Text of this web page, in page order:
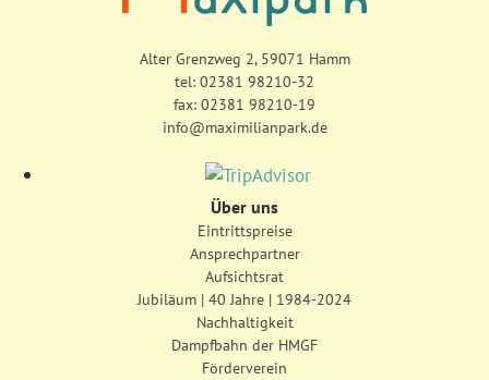
Alter Grenzweg 2, 59071 Hamm
tel: 02381 98210-32
fax: 02381 98210-19
info@maximilianpark.de
Über uns
Eintrittspreise
Ansprechpartner
Aufsichtsrat
Jubiläum | 40 Jahre | 1984-2024
Nachhaltigkeit
Dampfbahn der HMGF
Förderverein